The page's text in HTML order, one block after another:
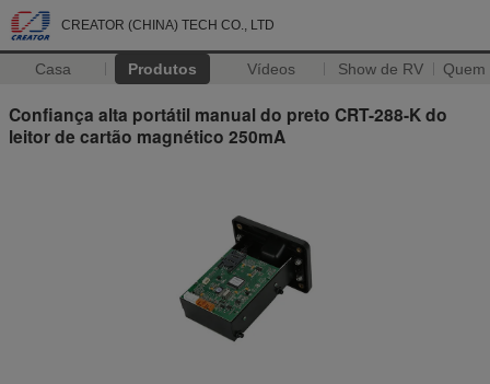
CREATOR (CHINA) TECH CO., LTD
Casa Produtos Vídeos Show de RV Quem
Confiança alta portátil manual do preto CRT-288-K do
leitor de cartão magnético 250mA